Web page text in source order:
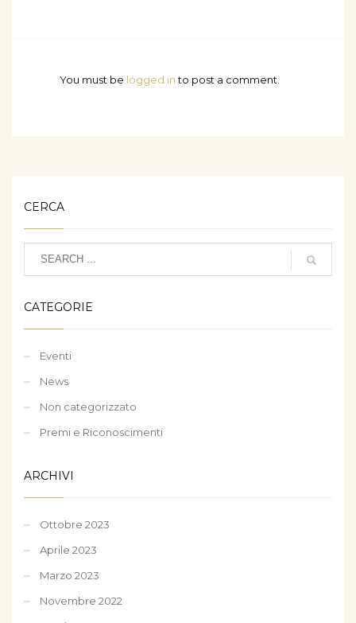
You must be logged into post a comment.
CERCA
CATEGORIE
Eventi
News
Non categorizzato
Premi e Riconoscimenti
ARCHIVI
Ottobre 2023
Aprile 2023
Marzo 2023
Novembre 2022